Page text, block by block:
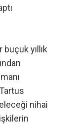
buçuk yıllık
nihai